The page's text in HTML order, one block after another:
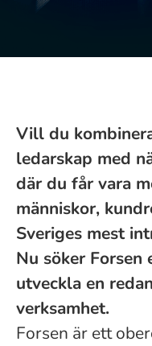
Vill du
ledarskap med
där du får vara
människor,
Sveriges mest
Nu söker
utveckla en
verksamhet.
Forsen är ett